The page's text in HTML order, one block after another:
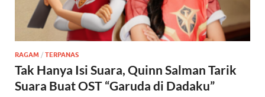
RAGAM / TERPANAS
Tak Hanya Isi Suara, Quinn Salman Tarik
Suara Buat OST “Garuda di Dadaku”